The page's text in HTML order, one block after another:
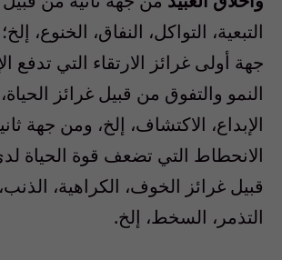
التبعية، التواكل، النفاق، الخنوع،
جهة أولى غرائز الارتقاء التي تدفع
النمو والتفوق من قبيل غرائز
الإبداع، الاكتشاف، إلخ، ومن جهة
الانحطاط التي تضعف قوة الحياة
قبيل غرائز الخوف، الكراهية، الذنب،
التذمر، السخط، إلخ.